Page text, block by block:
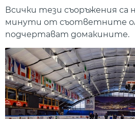
Всички тези съоръжения са
минути от съответните
подчертават домакините.